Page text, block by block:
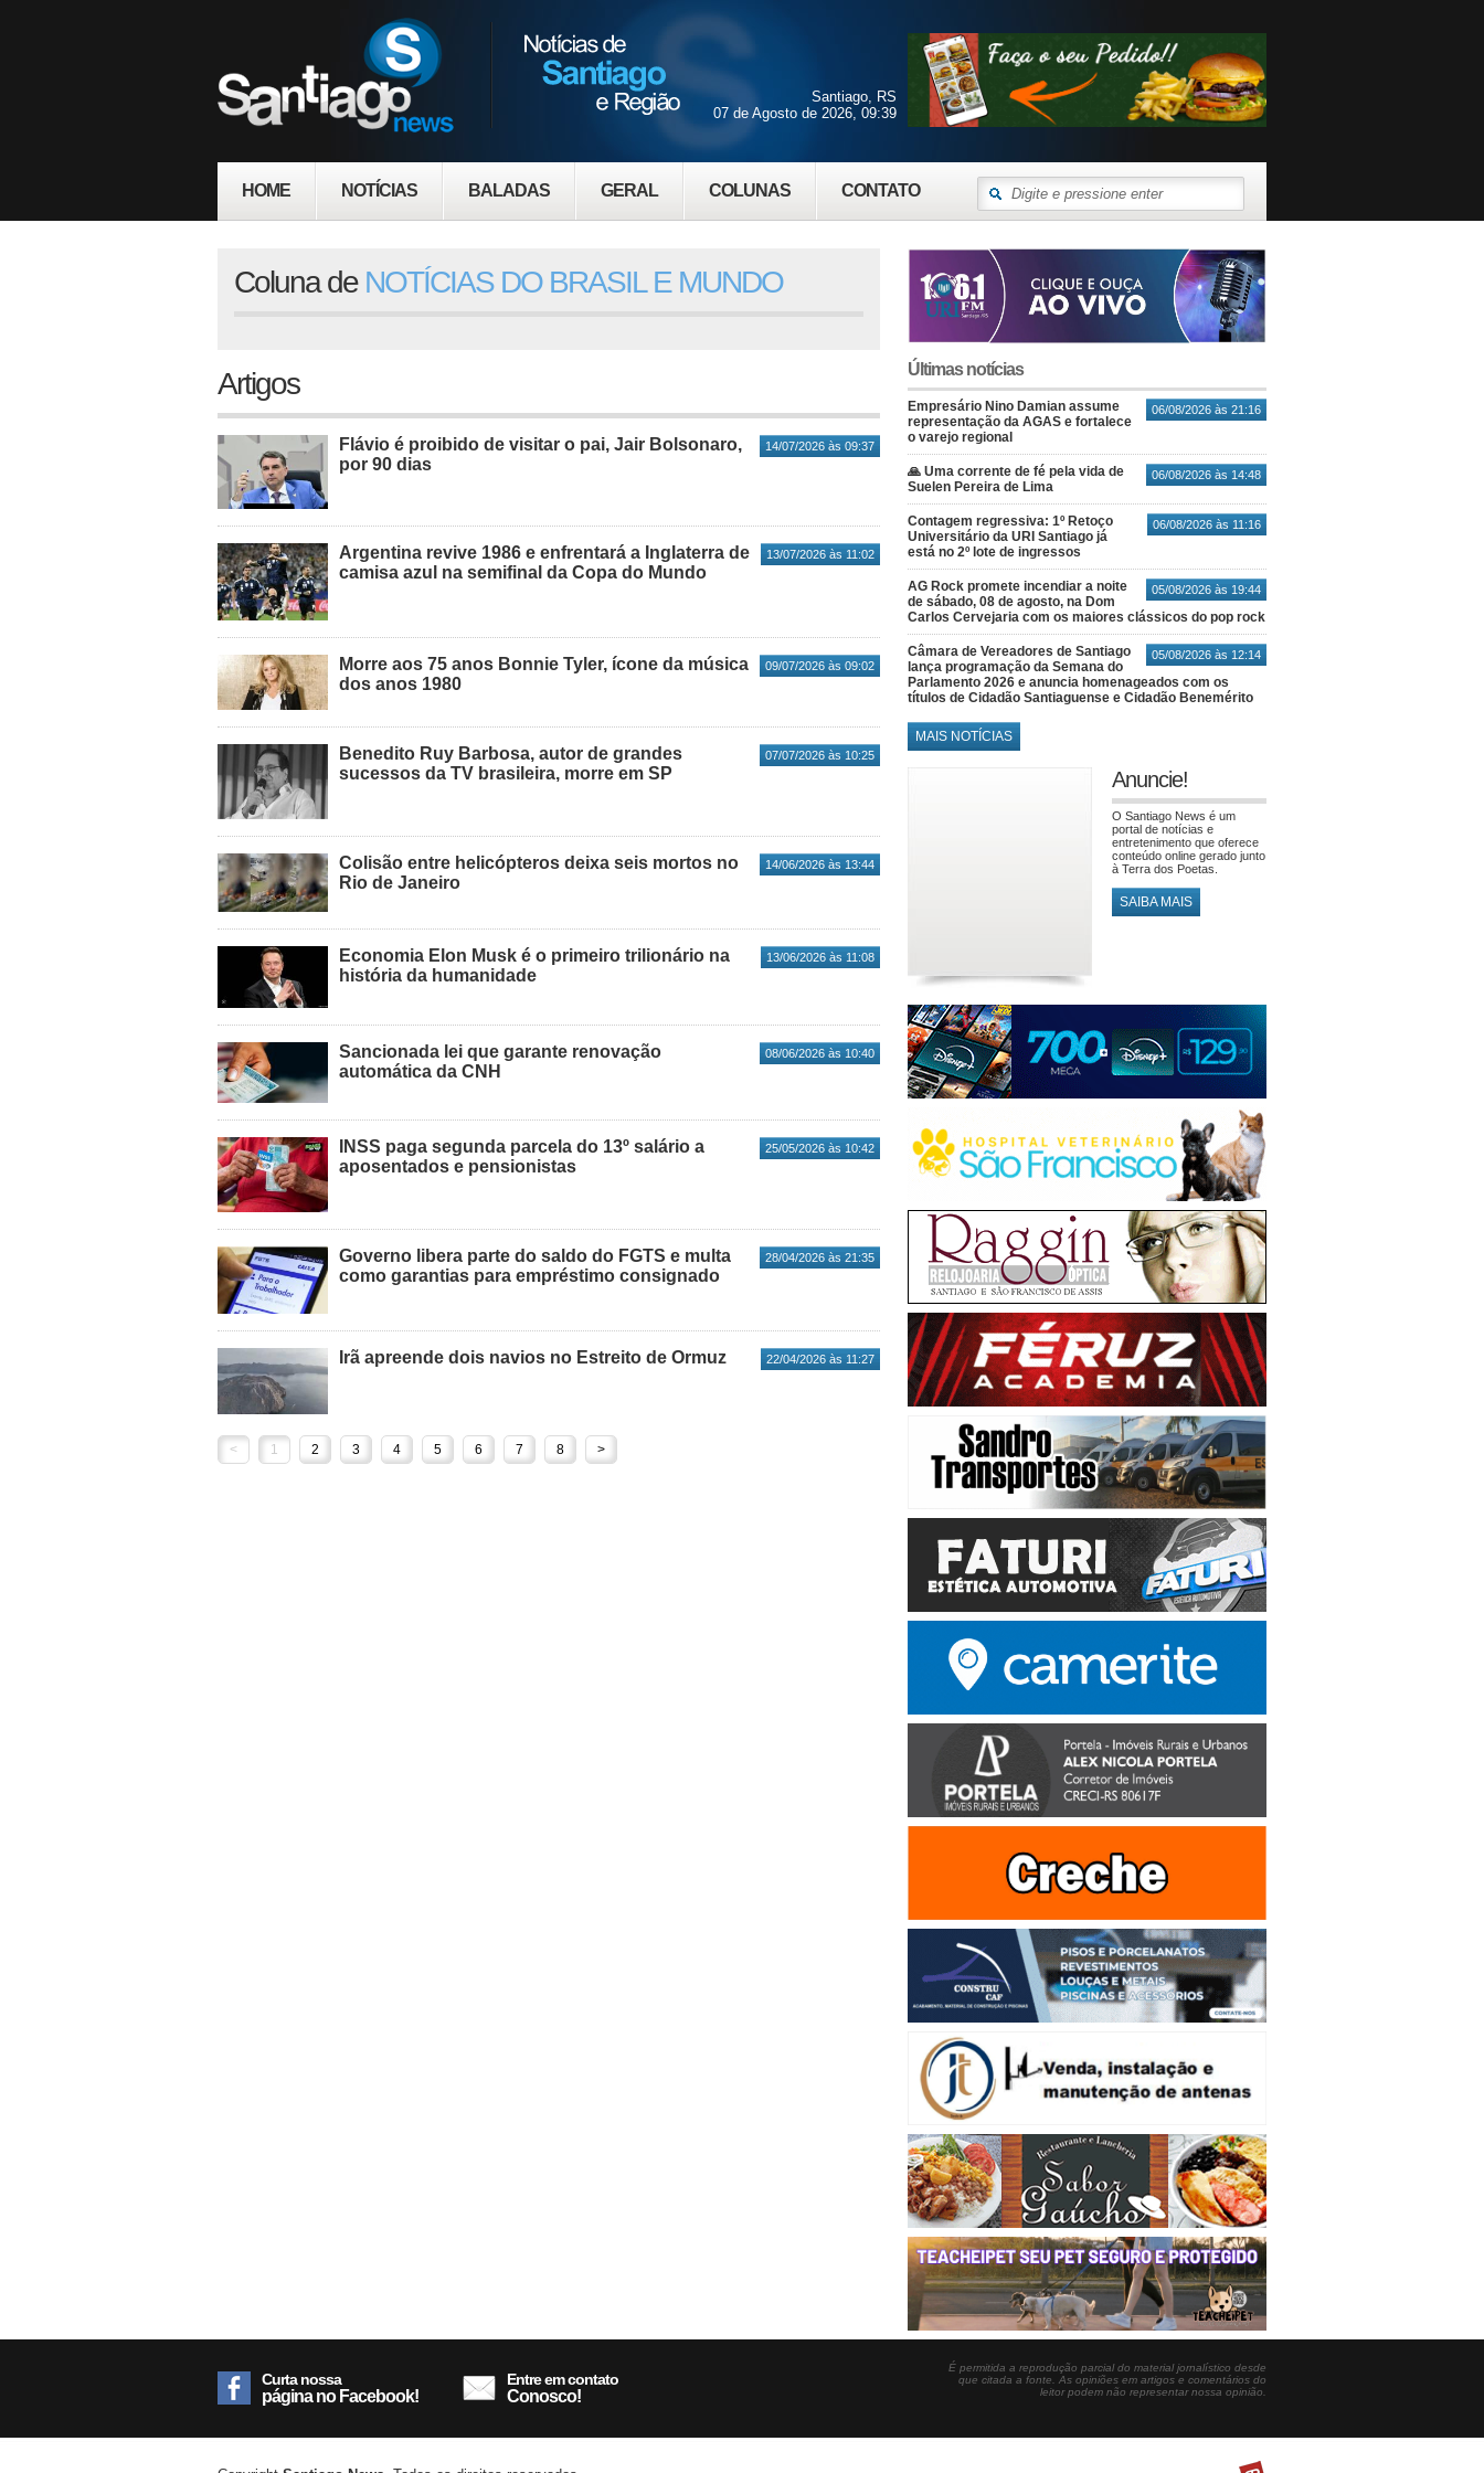
HOME NOTÍCIAS BALADAS GERAL COLUNAS CONTATO
Santiago, RS
07 de Agosto de 2026, 09:39
Coluna de NOTÍCIAS DO BRASIL E MUNDO
Artigos
14/07/2026 às 09:37
Flávio é proibido de visitar o pai, Jair Bolsonaro,
por 90 dias
13/07/2026 às 11:02
Argentina revive 1986 e enfrentará a Inglaterra de
camisa azul na semifinal da Copa do Mundo
09/07/2026 às 09:02
Morre aos 75 anos Bonnie Tyler, ícone da música
dos anos 1980
07/07/2026 às 10:25
Benedito Ruy Barbosa, autor de grandes
sucessos da TV brasileira, morre em SP
14/06/2026 às 13:44
Colisão entre helicópteros deixa seis mortos no
Rio de Janeiro
13/06/2026 às 11:08
Economia Elon Musk é o primeiro trilionário na
história da humanidade
08/06/2026 às 10:40
Sancionada lei que garante renovação
automática da CNH
25/05/2026 às 10:42
INSS paga segunda parcela do 13º salário a
aposentados e pensionistas
28/04/2026 às 21:35
Governo libera parte do saldo do FGTS e multa
como garantias para empréstimo consignado
22/04/2026 às 11:27
Irã apreende dois navios no Estreito de Ormuz
< 1 2 3 4 5 6 7 8 >
Últimas notícias
06/08/2026 às 21:16
Empresário Nino Damian assume
representação da AGAS e fortalece
o varejo regional
06/08/2026 às 14:48
🙏 Uma corrente de fé pela vida de
Suelen Pereira de Lima
06/08/2026 às 11:16
Contagem regressiva: 1º Retoço
Universitário da URI Santiago já
está no 2º lote de ingressos
05/08/2026 às 19:44
AG Rock promete incendiar a noite
de sábado, 08 de agosto, na Dom
Carlos Cervejaria com os maiores clássicos do pop rock
05/08/2026 às 12:14
Câmara de Vereadores de Santiago
lança programação da Semana do
Parlamento 2026 e anuncia homenageados com os
títulos de Cidadão Santiaguense e Cidadão Benemérito
MAIS NOTÍCIAS
Anuncie!
O Santiago News é um
portal de notícias e
entretenimento que oferece
conteúdo online gerado junto
à Terra dos Poetas.
SAIBA MAIS
Curta nossa
página no Facebook!
Entre em contato
Conosco!
É permitida a reprodução parcial do material jornalístico desde
que citada a fonte. As opiniões em artigos e comentários do
leitor podem não representar nossa opinião.